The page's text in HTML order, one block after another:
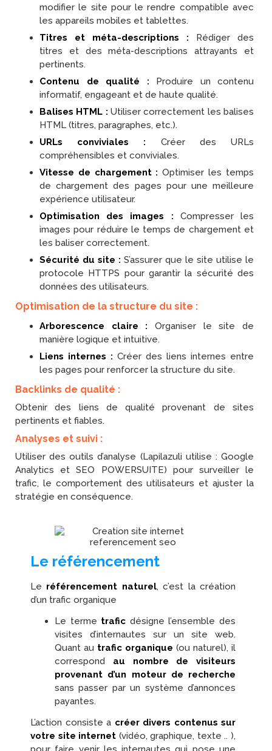
modifier le site pour le rendre compatible avec
les appareils mobiles et tablettes.
Titres et méta-descriptions : Rédiger des
titres et des méta-descriptions attrayants et
pertinents.
Contenu de qualité : Produire un contenu
informatif, engageant et de haute qualité.
Balises HTML : Utiliser correctement les balises
HTML (titres, paragraphes, etc.).
URLs conviviales : Créer des URLs
compréhensibles et conviviales.
Vitesse de chargement :Optimiser les temps
de chargement des pages pour une meilleure
expérience utilisateur.
Optimisation des images : Compresser les
images pour réduire le temps de chargement et
les baliser correctement.
Sécurité du site : S’assurer que le site utilise le
protocole HTTPS pour garantir la sécurité des
données des utilisateurs.
Optimisation de la structure du site :
Arborescence claire : Organiser le site de
manière logique et intuitive.
Liens internes : Créer des liens internes entre
les pages pour renforcer la structure du site.
Backlinks de qualité :
Obtenir des liens de qualité provenant de sites
pertinents et fiables.
Analyses et suivi :
Utiliser des outils d’analyse (Lapilazuli utilise : Google
Analytics et SEO POWERSUITE) pour surveiller le
trafic, le comportement des utilisateurs et ajuster la
stratégie en conséquence.
Le référencement
Le référencement naturel, c’est la création
d’un trafic organique
Le terme trafic désigne l’ensemble des
visites d’internautes sur un site web.
Quant au trafic organique (ou naturel), il
correspond au nombre de visiteurs
provenant d’un moteur de recherche
sans passer par un système d’annonces
payantes.
L’action consiste a créer divers contenus sur
votre site internet (vidéo, graphique, texte .. ),